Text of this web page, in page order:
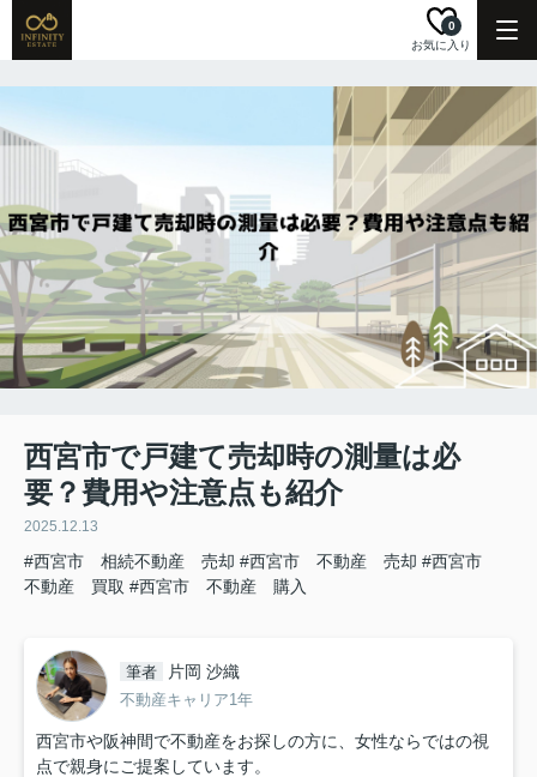
お気に入り
0
西宮市で戸建て売却時の測量は必
要？費用や注意点も紹介
2025.12.13
#西宮市 相続不動産 売却 #西宮市 不動産 売却 #西宮市
不動産 買取 #西宮市 不動産 購入
筆者 片岡 沙織
不動産キャリア1年
西宮市や阪神間で不動産をお探しの方に、女性ならではの視
点で親身にご提案しています。